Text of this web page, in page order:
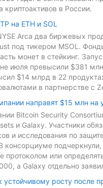
в России.
на ETH и SOL
Arca два биржевых
под тикером MSOL.
монет в стейкинг.
июля превысили $381
$14 млрд в 22
в партнерстве с
направят $15 млн на
Bitcoin Security
и Galaxy. Участники
и исследования по
протоколом или
а Galaxy отдельно
устойчивому росту после